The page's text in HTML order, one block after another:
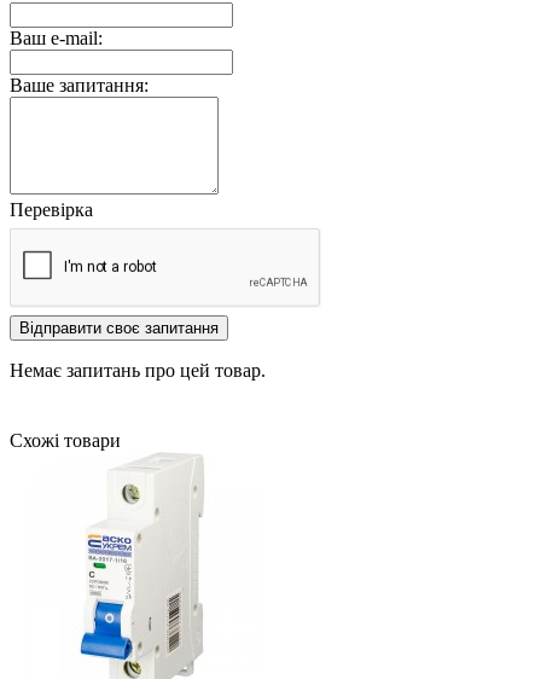
Ваш e-mail:
Ваше запитання:
Перевірка
Відправити своє запитання
Немає запитань про цей товар.
Схожі товари